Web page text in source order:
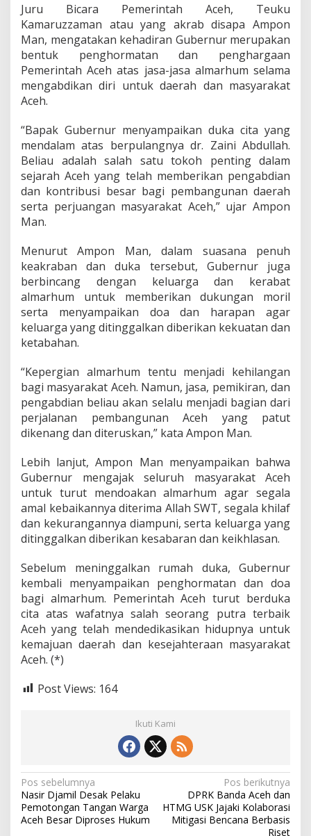
Z
a
i
n
i
A
b
l
a
h
Juru Bicara Pemerintah Aceh, Teuku
Kamaruzzaman atau yang akrab disapa Ampon
Man, mengatakan kehadiran Gubernur merupakan
bentuk penghormatan dan penghargaan
Pemerintah Aceh atas jasa-jasa almarhum selama
mengabdikan diri untuk daerah dan masyarakat
Aceh.
“Bapak Gubernur menyampaikan duka cita yang
mendalam atas berpulangnya dr. Zaini Abdullah.
Beliau adalah salah satu tokoh penting dalam
sejarah Aceh yang telah memberikan pengabdian
dan kontribusi besar bagi pembangunan daerah
serta perjuangan masyarakat Aceh,” ujar Ampon
Man.
Menurut Ampon Man, dalam suasana penuh
keakraban dan duka tersebut, Gubernur juga
berbincang dengan keluarga dan kerabat
almarhum untuk memberikan dukungan moril
serta menyampaikan doa dan harapan agar
keluarga yang ditinggalkan diberikan kekuatan dan
ketabahan.
“Kepergian almarhum tentu menjadi kehilangan
bagi masyarakat Aceh. Namun, jasa, pemikiran, dan
pengabdian beliau akan selalu menjadi bagian dari
perjalanan pembangunan Aceh yang patut
dikenang dan diteruskan,” kata Ampon Man.
Lebih lanjut, Ampon Man menyampaikan bahwa
Gubernur mengajak seluruh masyarakat Aceh
untuk turut mendoakan almarhum agar segala
amal kebaikannya diterima Allah SWT, segala khilaf
dan kekurangannya diampuni, serta keluarga yang
ditinggalkan diberikan kesabaran dan keikhlasan.
Sebelum meninggalkan rumah duka, Gubernur
kembali menyampaikan penghormatan dan doa
bagi almarhum. Pemerintah Aceh turut berduka
cita atas wafatnya salah seorang putra terbaik
Aceh yang telah mendedikasikan hidupnya untuk
kemajuan daerah dan kesejahteraan masyarakat
Aceh. (*)
Post Views: 164
Ikuti Kami
N
a
v
Pos sebelumnya
‎Nasir Djamil Desak Pelaku
Pemotongan Tangan Warga
Aceh Besar Diproses Hukum
Pos berikutnya
DPRK Banda Aceh dan
HTMG USK Jajaki Kolaborasi
Mitigasi Bencana Berbasis
Riset